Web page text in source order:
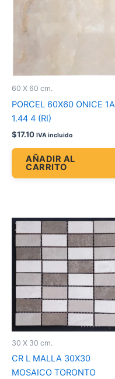
60 X 60 cm.
PORCEL 60X60 ONICE 1A
1.44 4 (RI)
$17.10 IVA incluido
AÑADIR AL
CARRITO
30 X 30 cm.
CR L MALLA 30X30
MOSAICO TORONTO